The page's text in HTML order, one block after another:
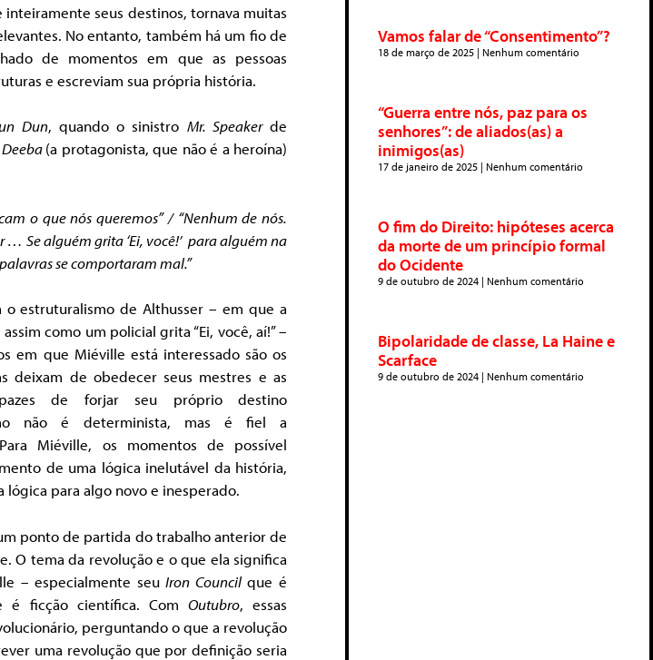
seus destinos, tornava muitas
No entanto, também há um fio de
de momentos em que as pessoas
e escreviam sua própria história.
Dun, quando o sinistro Mr. Speakerde
Deeba(a protagonista, que não é a heroína)
o que nós queremos” / “Nenhum de nós.
Se alguém grita ‘Ei, você!’ para alguém na
se comportaram mal.”
o estruturalismo de Althusser – em que a
como um policial grita “Ei, você, aí!” –
em que Miéville está interessado são os
deixam de obedecer seus mestres e as
de forjar seu próprio destino
não é determinista, mas é fiel a
Miéville, os momentos de possível
de uma lógica inelutável da história,
lógica para algo novo e inesperado.
ponto de partida do trabalho anterior de
O tema da revolução e o que ela significa
– especialmente seu Iron Councilque é
é ficção científica. Com Outubro, essas
perguntando o que a revolução
uma revolução que por definição seria
Vamos falar de “Consentimento”?
18 de março de 2025 Nenhum comentário
“Guerra entre nós, paz para os
senhores”: de aliados(as) a
inimigos(as)
17 de janeiro de 2025 Nenhum comentário
O fim do Direito: hipóteses acerca
da morte de um princípio formal
do Ocidente
9 de outubro de 2024 Nenhum comentário
Bipolaridade de classe, La Haine e
Scarface
9 de outubro de 2024 Nenhum comentário